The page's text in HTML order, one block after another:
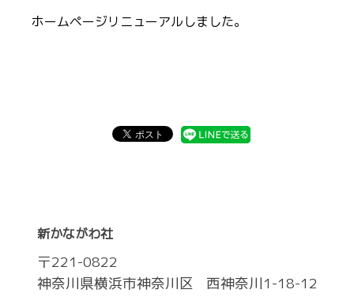
ホームページリニューアルしました。
新かながわ社
〒221-0822
神奈川県横浜市神奈川区
西神奈川1-18-12